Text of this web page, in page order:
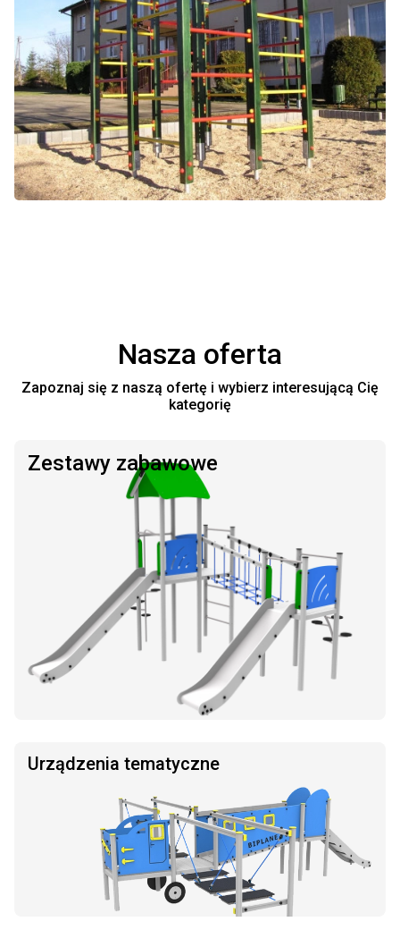
Nasza oferta
Zapoznaj się z naszą ofertę i wybierz interesującą Cię
kategorię
Zestawy zabawowe
Urządzenia tematyczne